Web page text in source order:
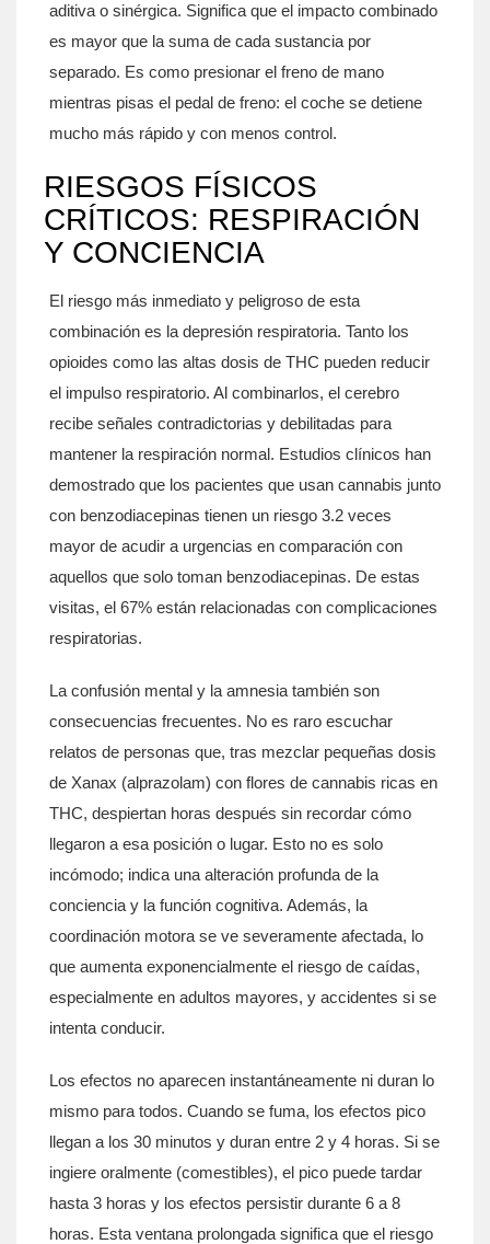
aditiva o sinérgica. Significa que el impacto combinado
es mayor que la suma de cada sustancia por
separado. Es como presionar el freno de mano
mientras pisas el pedal de freno: el coche se detiene
mucho más rápido y con menos control.
RIESGOS FÍSICOS
CRÍTICOS: RESPIRACIÓN
Y CONCIENCIA
El riesgo más inmediato y peligroso de esta
combinación es la depresión respiratoria. Tanto los
opioides como las altas dosis de THC pueden reducir
el impulso respiratorio. Al combinarlos, el cerebro
recibe señales contradictorias y debilitadas para
mantener la respiración normal. Estudios clínicos han
demostrado que los pacientes que usan cannabis junto
con benzodiacepinas tienen un riesgo 3.2 veces
mayor de acudir a urgencias en comparación con
aquellos que solo toman benzodiacepinas. De estas
visitas, el 67% están relacionadas con complicaciones
respiratorias.
La confusión mental y la amnesia también son
consecuencias frecuentes. No es raro escuchar
relatos de personas que, tras mezclar pequeñas dosis
de Xanax (alprazolam) con flores de cannabis ricas en
THC, despiertan horas después sin recordar cómo
llegaron a esa posición o lugar. Esto no es solo
incómodo; indica una alteración profunda de la
conciencia y la función cognitiva. Además, la
coordinación motora se ve severamente afectada, lo
que aumenta exponencialmente el riesgo de caídas,
especialmente en adultos mayores, y accidentes si se
intenta conducir.
Los efectos no aparecen instantáneamente ni duran lo
mismo para todos. Cuando se fuma, los efectos pico
llegan a los 30 minutos y duran entre 2 y 4 horas. Si se
ingiere oralmente (comestibles), el pico puede tardar
hasta 3 horas y los efectos persistir durante 6 a 8
horas. Esta ventana prolongada significa que el riesgo